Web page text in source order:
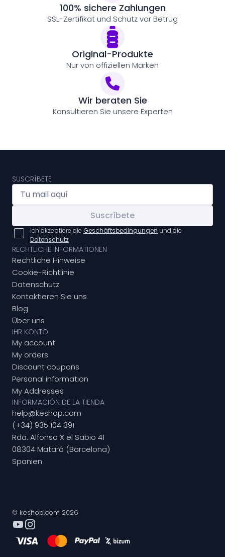
100% sichere Zahlungen
SSL-Zertifikat und Schutz vor Betrug
Original-Produkte
Nur von offiziellen Marken
Wir beraten Sie
Konsultieren Sie unsere Experten
SUSCRÍBETE
Suscríbete
Ich akzeptiere die Geschäftsbedingungen und die
Datenschutz
RECHTLICHE INFORMATIONEN
Rechtliche Hinweise
Cookie-Richtlinie
Datenschutz
Kontaktieren Sie uns
Blog
Über uns
IHR KONTO
My account
My orders
Discount coupons
Personal information
My Addresses
INFORMACIÓN DE LA TIENDA
help@keshop.com
(+34) 935 104 391
Rda. Alfonso X el Sabio 41
08304 Mataró (Barcelona)
Spanien
© keshop.com 2026